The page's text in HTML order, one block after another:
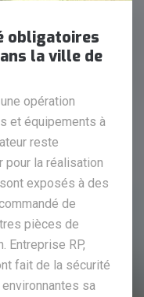
obligatoires
la ville de
opération
et équipements à
reste
pour la réalisation
exposés à des
de
pièces de
Entreprise RP,
fait de la sécurité
sa